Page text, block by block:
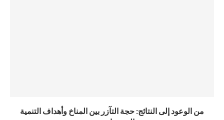
من الوعود إلى النتائج: حجة التآزر بين المناخ وأهداف التنمية